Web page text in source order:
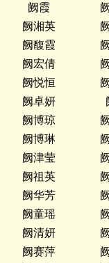
阙霞
阙湘英
阙馥霞
阙宏倩
阙悦恒
阙卓妍
阙博琼
阙博琳
阙津莹
阙祖英
阙华芳
阙童瑶
阙清妍
阙赛萍